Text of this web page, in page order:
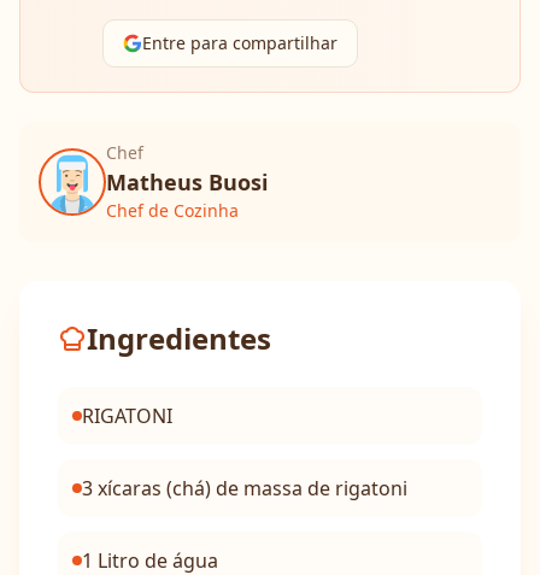
Entre para compartilhar
Chef
Matheus Buosi
Chef de Cozinha
Ingredientes
RIGATONI
3 xícaras (chá) de massa de rigatoni
1 Litro de água